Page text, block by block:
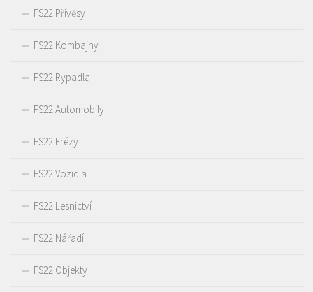
FS22 Přívěsy
FS22 Kombajny
FS22 Rypadla
FS22 Automobily
FS22 Frézy
FS22 Vozidla
FS22 Lesnictví
FS22 Nářadí
FS22 Objekty